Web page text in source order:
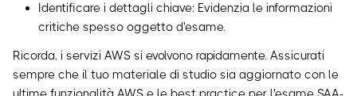
Identificare i dettagli chiave: Evidenzia le informazioni
critiche spesso oggetto d'esame.
Ricorda, i servizi AWS si evolvono rapidamente. Assicurati
sempre che il tuo materiale di studio sia aggiornato con le